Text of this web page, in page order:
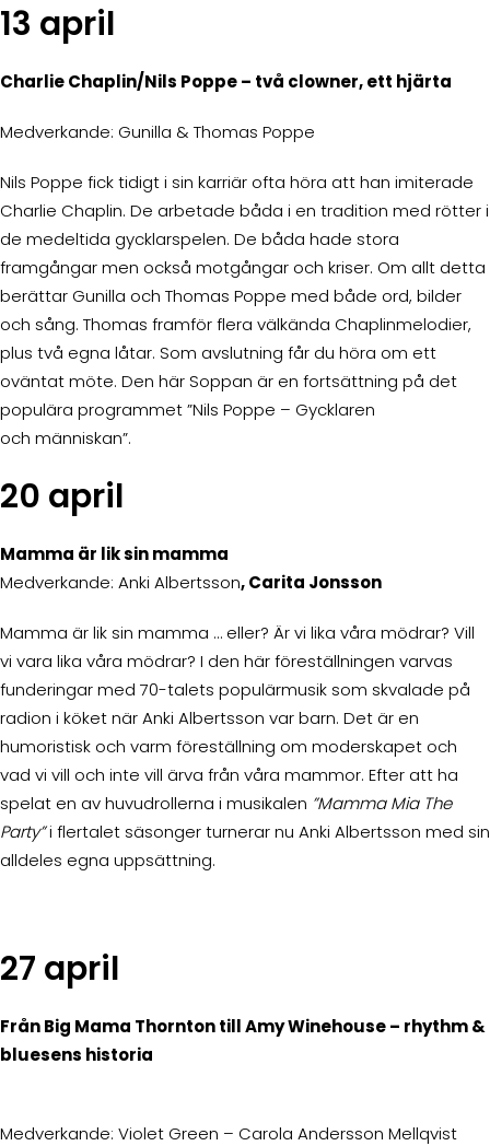
13 april
Charlie Chaplin/Nils Poppe – två clowner, ett hjärta
Medverkande: Gunilla & Thomas Poppe
Nils Poppe fick tidigt i sin karriär ofta höra att han imiterade
Charlie Chaplin. De arbetade båda i en tradition med rötter i
de medeltida gycklarspelen. De båda hade stora
framgångar men också motgångar och kriser. Om allt detta
berättar Gunilla och Thomas Poppe med både ord, bilder
och sång. Thomas framför flera välkända Chaplinmelodier,
plus två egna låtar. Som avslutning får du höra om ett
oväntat möte. Den här Soppan är en fortsättning på det
populära programmet ”Nils Poppe – Gycklaren
och människan”.
20 april
Mamma är lik sin mamma
Medverkande: Anki Albertsson,Carita Jonsson
Mamma är lik sin mamma … eller? Är vi lika våra mödrar? Vill
vi vara lika våra mödrar? I den här föreställningen varvas
funderingar med 70-talets populärmusik som skvalade på
radion i köket när Anki Albertsson var barn. Det är en
humoristisk och varm föreställning om moderskapet och
vad vi vill och inte vill ärva från våra mammor. Efter att ha
spelat en av huvudrollerna i musikalen ”Mamma Mia The
Party”i flertalet säsonger turnerar nu Anki Albertsson med sin
alldeles egna uppsättning.
27 april
Från Big Mama Thornton till Amy Winehouse – rhythm &
bluesens historia
Medverkande: Violet Green – Carola Andersson Mellqvist